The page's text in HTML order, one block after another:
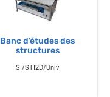
Banc d’études des
structures
SI/STI2D/Univ